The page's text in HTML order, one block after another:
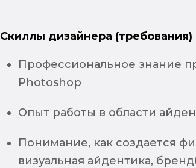
Скиллы дизайнера (требования)
Профессиональное знание
Photoshop
Опыт работы в области
Понимание, как создается
визуальная айдентика,